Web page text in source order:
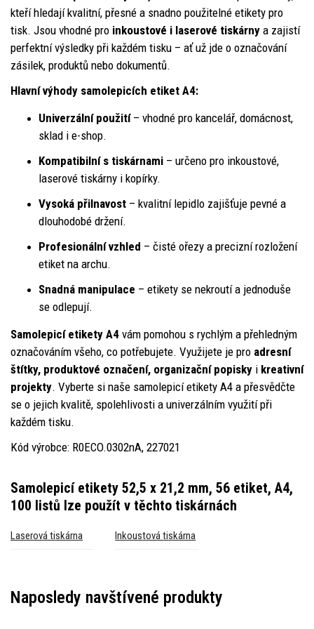
kteří hledají kvalitní, přesné a snadno použitelné etikety pro
tisk. Jsou vhodné pro inkoustové i laserové tiskárny a zajistí
perfektní výsledky při každém tisku – ať už jde o označování
zásilek, produktů nebo dokumentů.
Hlavní výhody samolepicích etiket A4:
Univerzální použití– vhodné pro kancelář, domácnost,
sklad i e-shop.
Kompatibilní s tiskárnami – určeno pro inkoustové,
laserové tiskárny i kopírky.
Vysoká přilnavost – kvalitní lepidlo zajišťuje pevné a
dlouhodobé držení.
Profesionální vzhled – čisté ořezy a precizní rozložení
etiket na archu.
Snadná manipulace – etikety se nekroutí a jednoduše
se odlepují.
Samolepicí etikety A4 vám pomohou s rychlým a přehledným
označováním všeho, co potřebujete. Využijete je pro adresní
štítky, produktové označení, organizační popisky i kreativní
projekty. Vyberte si naše samolepicí etikety A4 a přesvědčte
se o jejich kvalitě, spolehlivosti a univerzálním využití při
každém tisku.
Kód výrobce: R0ECO.0302nA, 227021
Samolepicí etikety 52,5 x 21,2 mm, 56 etiket, A4,
100 listů lze použít v těchto tiskárnách
Laserová tiskárna Inkoustová tiskárna
Naposledy navštívené produkty